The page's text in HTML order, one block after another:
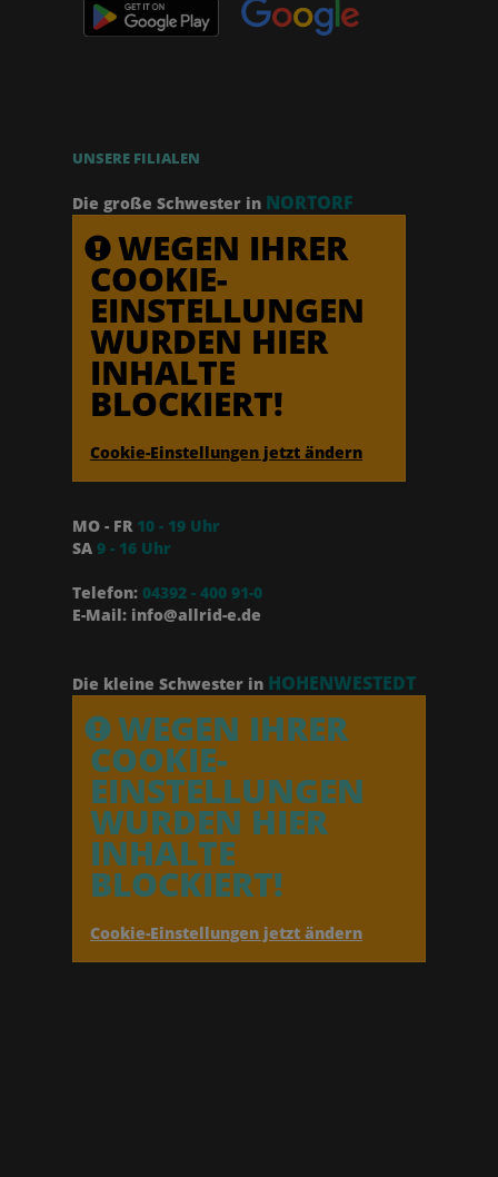
UNSERE FILIALEN
Die große Schwester in NORTORF
WEGEN IHRER
COOKIE-
EINSTELLUNGEN
WURDEN HIER
INHALTE
BLOCKIERT!
Cookie-Einstellungen jetzt ändern
MO - FR 10 - 19 Uhr
SA 9 - 16 Uhr
Telefon: 04392 - 400 91-0
E-Mail: info@allrid-e.de
Die kleine Schwester in HOHENWESTEDT
WEGEN IHRER
COOKIE-
EINSTELLUNGEN
WURDEN HIER
INHALTE
BLOCKIERT!
Cookie-Einstellungen jetzt ändern